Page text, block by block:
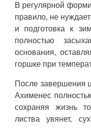
В регулярной
правило, не
и подготовка к
полностью
основания,
горшке при
После завершения
Ахименес
сохраняя жизнь
листва увянет,